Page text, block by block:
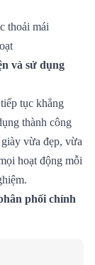
thoải mái
và sử dụng
tiếp tục khẳng
thành công
vừa đẹp, vừa
hoạt động mỗi
phối chính